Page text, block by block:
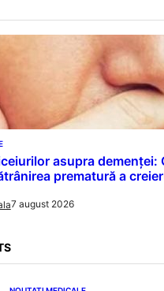
asupra demenței:
prematură a
7 august 2026